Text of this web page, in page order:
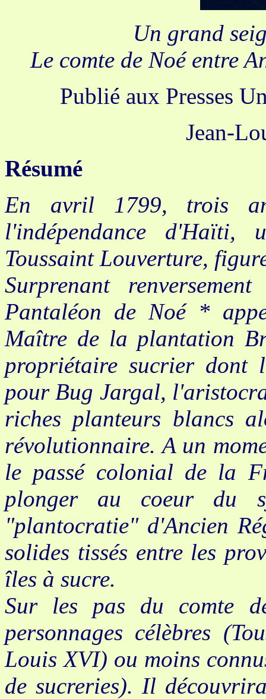
Un grand
Le comte de Noé entre
Publié aux Presses
Jean-
Résumé
En avril 1799, trois
l'indépendance
Toussaint Louverture,
Surprenant
Pantaléon de Noé *
Maître de la plantation
propriétaire sucrier dont
pour Bug Jargal,
riches planteurs blancs
révolutionnaire. A un
le passé colonial de la
plonger au coeur du
"plantocratie" d'Ancien
solides tissés entre les
îles à sucre.
Sur les pas du comte
personnages célèbres
Louis XVI) ou moins
de sucreries). Il